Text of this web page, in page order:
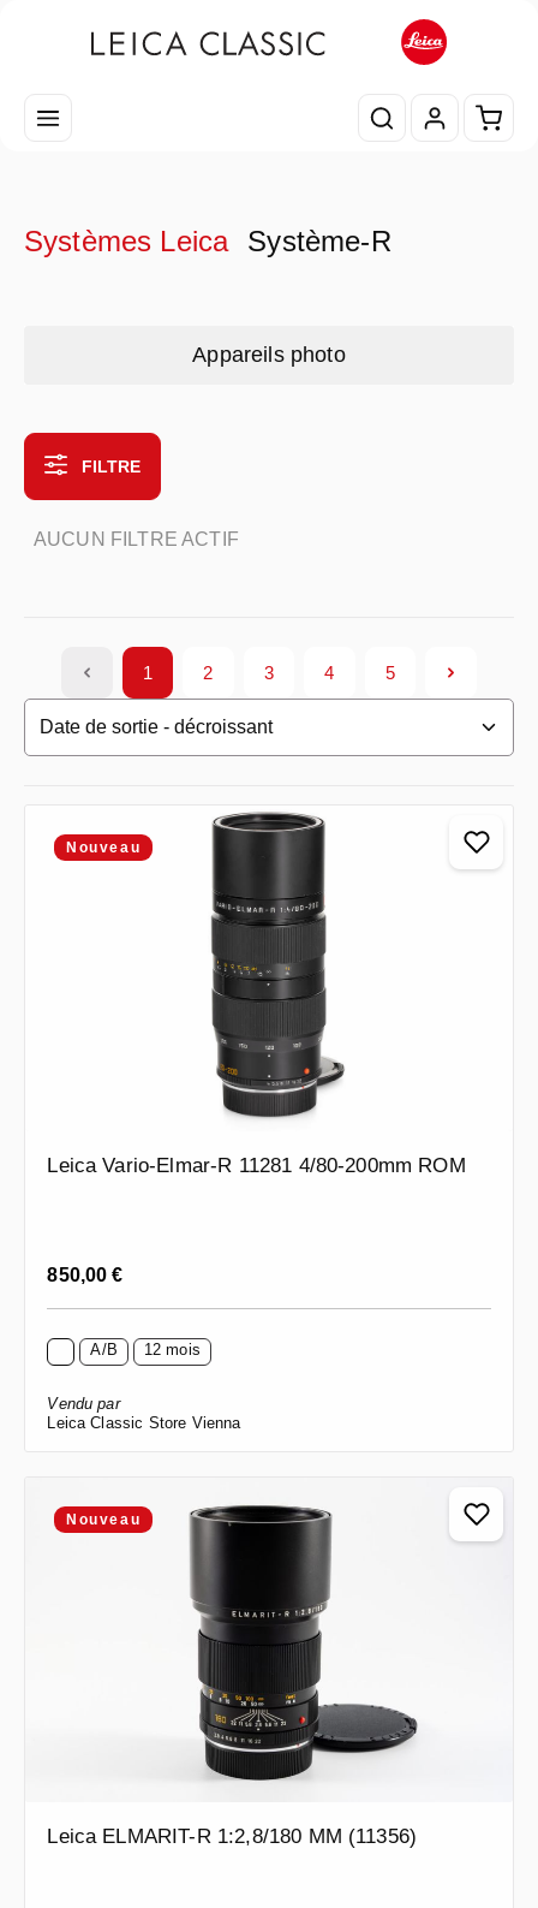
Le
Systèmes Leica Système-R
Appareils photo
FILTRE
AUCUN FILTRE ACTIF
Page
1
Page
2
Page
3
Page
4
Page
5
Nouveau
Leica Vario-Elmar-R 11281 4/80-200mm ROM
Prix régulier :
850,00 €
A/B 12 mois
Vendu par
Leica Classic Store Vienna
Nouveau
Leica ELMARIT-R 1:2,8/180 MM (11356)